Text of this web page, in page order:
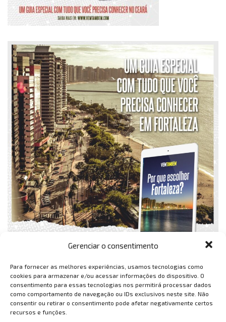
Gerenciar o consentimento
Para fornecer as melhores experiências, usamos tecnologias como
cookies para armazenar e/ou acessar informações do dispositivo. O
consentimento para essas tecnologias nos permitirá processar dados
como comportamento de navegação ou IDs exclusivos neste site. Não
consentir ou retirar o consentimento pode afetar negativamente certos
recursos e funções.